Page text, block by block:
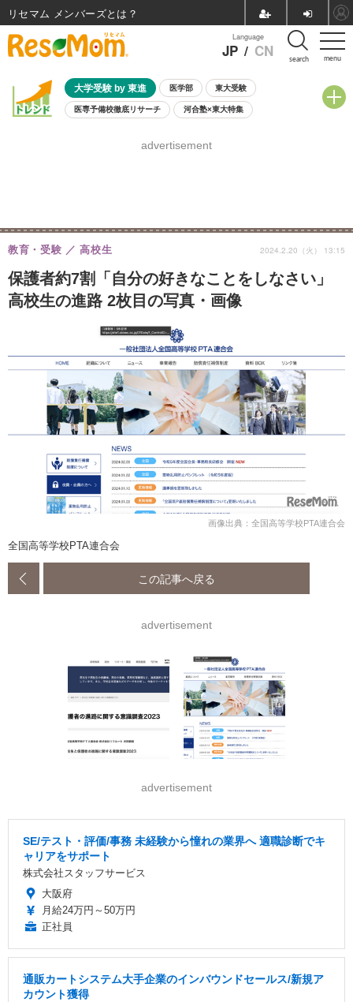
menu
Language
JP / CN search
大学受験 by 東進 医学部 東大受験
医専予備校徹底リサーチ 河合塾×東大特集
8月開催学校説明会・相談会
advertisement
保護者約7割「自分の好きなことをしなさい」
高校生の進路 2枚目の写真・画像
教育・受験 高校生 2024.2.20（火） 13:15
画像出典：全国高等学校PTA連合会
全国高等学校PTA連合会
この記事へ戻る
advertisement
advertisement
SE/テスト・評価/事務 未経験から憧れの業界へ 適職診断でキ
ャリアをサポート
株式会社スタッフサービス
大阪府
月給24万円～50万円
正社員
通販カートシステム大手企業のインバウンドセールス/新規ア
カウント獲得
リセマム メンバーズ